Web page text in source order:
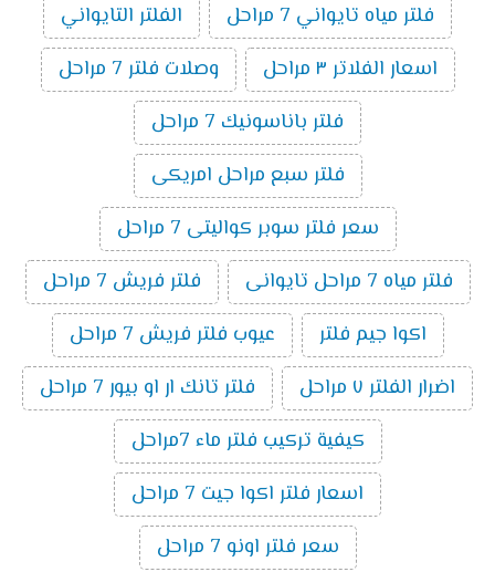
فلتر مياه تايواني 7 مراحل
الفلتر التايواني
اسعار الفلاتر ٣ مراحل
وصلات فلتر 7 مراحل
فلتر باناسونيك 7 مراحل
فلتر سبع مراحل امريكى
سعر فلتر سوبر كواليتى 7 مراحل
فلتر مياه 7 مراحل تايوانى
فلتر فريش 7 مراحل
اكوا جيم فلتر
عيوب فلتر فريش 7 مراحل
اضرار الفلتر ٧ مراحل
فلتر تانك ار او بيور 7 مراحل
كيفية تركيب فلتر ماء 7مراحل
اسعار فلتر اكوا جيت 7 مراحل
سعر فلتر اونو 7 مراحل